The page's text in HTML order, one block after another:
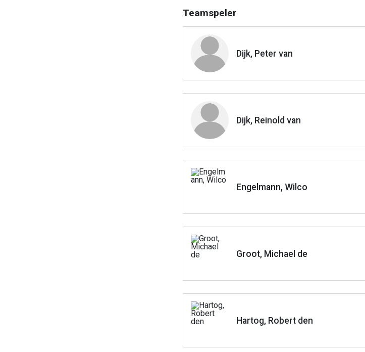
Teamspeler
Dijk, Peter van
Dijk, Reinold van
Engelmann, Wilco
Groot, Michael de
Hartog, Robert den